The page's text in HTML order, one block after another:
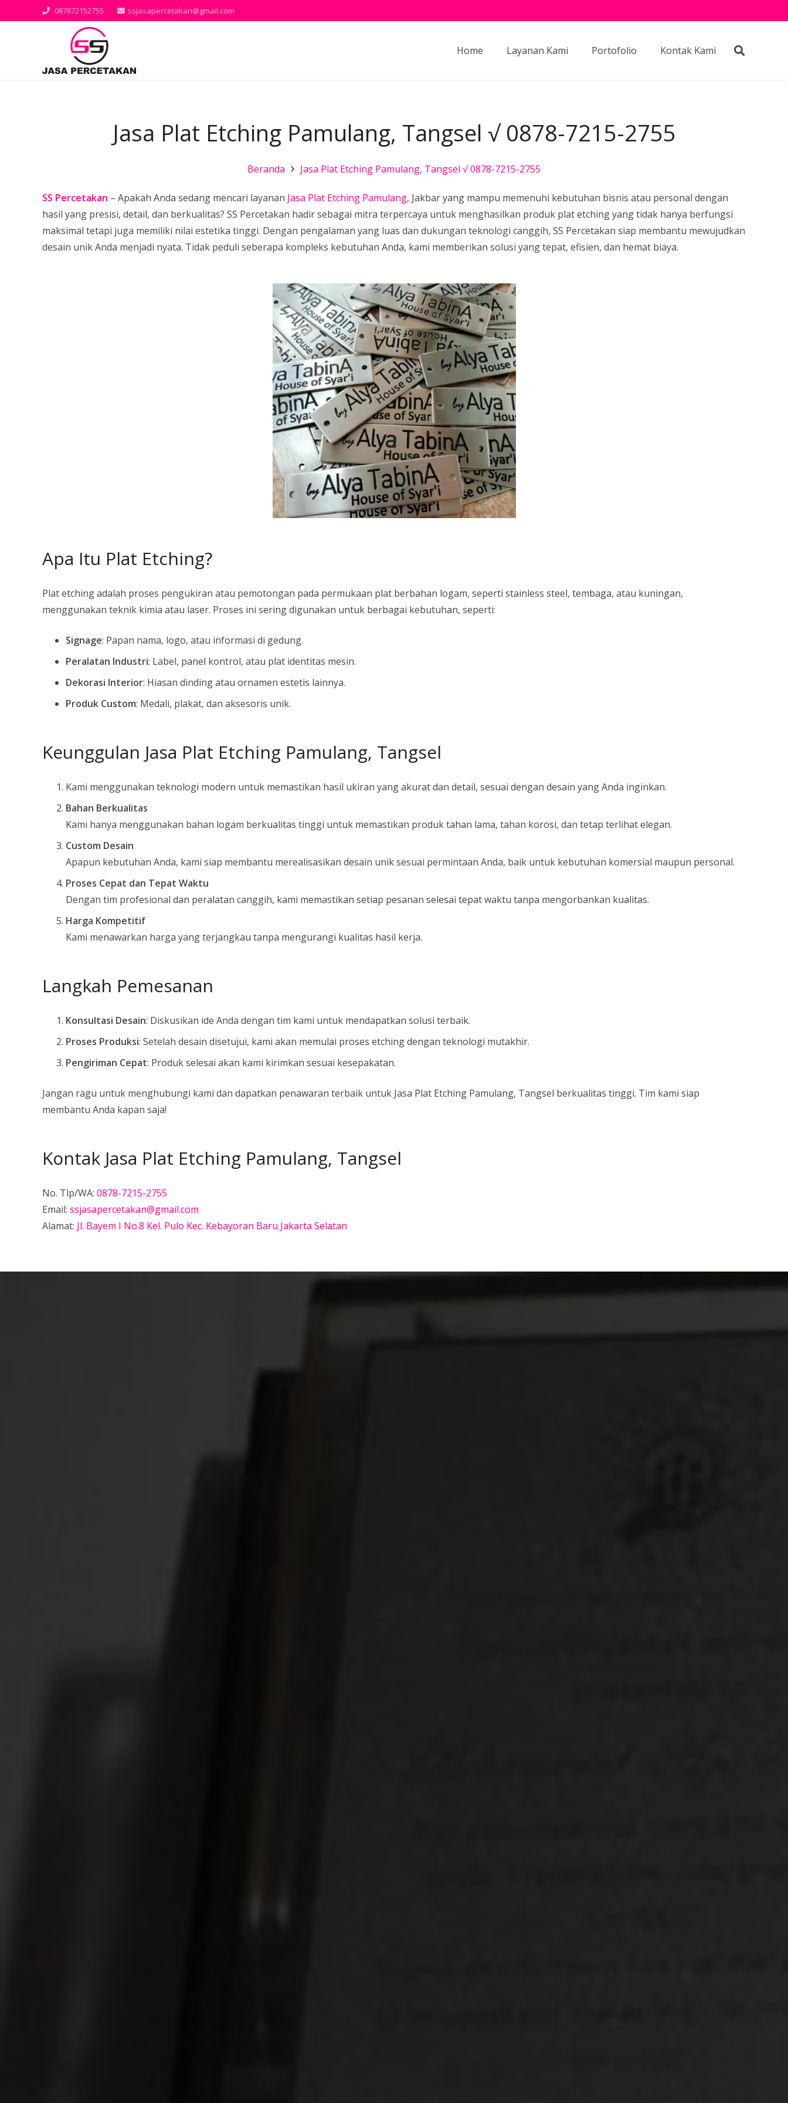
087872152755 ssjasapercetakan@gmail.com
Home Layanan Kami Portofolio Kontak Kami
Jasa Plat Etching Pamulang, Tangsel √ 0878-7215-2755
Beranda Jasa Plat Etching Pamulang, Tangsel √ 0878-7215-2755
SS Percetakan – Apakah Anda sedang mencari layanan Jasa Plat Etching Pamulang, Jakbar yang mampu memenuhi kebutuhan bisnis atau personal dengan
hasil yang presisi, detail, dan berkualitas? SS Percetakan hadir sebagai mitra terpercaya untuk menghasilkan produk plat etching yang tidak hanya berfungsi
maksimal tetapi juga memiliki nilai estetika tinggi. Dengan pengalaman yang luas dan dukungan teknologi canggih, SS Percetakan siap membantu mewujudkan
desain unik Anda menjadi nyata. Tidak peduli seberapa kompleks kebutuhan Anda, kami memberikan solusi yang tepat, efisien, dan hemat biaya.
Apa Itu Plat Etching?
Plat etching adalah proses pengukiran atau pemotongan pada permukaan plat berbahan logam, seperti stainless steel, tembaga, atau kuningan,
menggunakan teknik kimia atau laser. Proses ini sering digunakan untuk berbagai kebutuhan, seperti:
Signage: Papan nama, logo, atau informasi di gedung.
Peralatan Industri: Label, panel kontrol, atau plat identitas mesin.
Dekorasi Interior: Hiasan dinding atau ornamen estetis lainnya.
Produk Custom: Medali, plakat, dan aksesoris unik.
Keunggulan Jasa Plat Etching Pamulang, Tangsel
Kami menggunakan teknologi modern untuk memastikan hasil ukiran yang akurat dan detail, sesuai dengan desain yang Anda inginkan.
Bahan Berkualitas
Kami hanya menggunakan bahan logam berkualitas tinggi untuk memastikan produk tahan lama, tahan korosi, dan tetap terlihat elegan.
Custom Desain
Apapun kebutuhan Anda, kami siap membantu merealisasikan desain unik sesuai permintaan Anda, baik untuk kebutuhan komersial maupun personal.
Proses Cepat dan Tepat Waktu
Dengan tim profesional dan peralatan canggih, kami memastikan setiap pesanan selesai tepat waktu tanpa mengorbankan kualitas.
Harga Kompetitif
Kami menawarkan harga yang terjangkau tanpa mengurangi kualitas hasil kerja.
Langkah Pemesanan
Konsultasi Desain: Diskusikan ide Anda dengan tim kami untuk mendapatkan solusi terbaik.
Proses Produksi: Setelah desain disetujui, kami akan memulai proses etching dengan teknologi mutakhir.
Pengiriman Cepat: Produk selesai akan kami kirimkan sesuai kesepakatan.
Jangan ragu untuk menghubungi kami dan dapatkan penawaran terbaik untuk Jasa Plat Etching Pamulang, Tangsel berkualitas tinggi. Tim kami siap
membantu Anda kapan saja!
Kontak Jasa Plat Etching Pamulang, Tangsel
No. Tlp/WA: 0878-7215-2755
Email: ssjasapercetakan@gmail.com
Alamat: Jl. Bayem I No.8 Kel. Pulo Kec. Kebayoran Baru Jakarta Selatan